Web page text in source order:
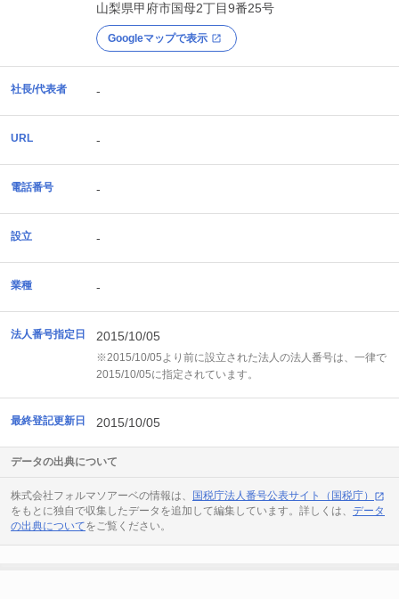
山梨県甲府市国母2丁目9番25号
Googleマップで表示
社長/代表者 -
URL -
電話番号 -
設立 -
業種 -
法人番号指定日 2015/10/05
※2015/10/05より前に設立された法人の法人番号は、一律で
2015/10/05に指定されています。
最終登記更新日 2015/10/05
データの出典について
株式会社フォルマソアーベの情報は、
国税庁法人番号公表サイト（国税庁）
をもとに独自で収集したデータを追加して編集しています。詳しくは、 データ
の出典についてをご覧ください。